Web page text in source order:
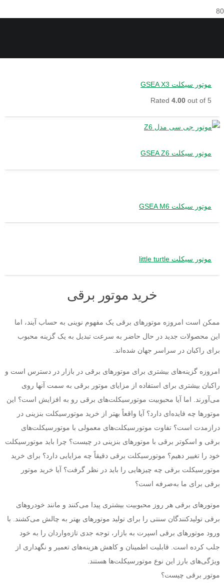
موتور سیکلت GSEA X3
Rated4.00 out of 5
موتور سیکلت GSEA Z6
موتور سیکلت GSEA M6
موتور سیکلت little turtle
خرید موتور برقی
ممکن است امروزه موتورهای برقی یک مفهوم نوینی به حساب آیند، اما
این محصولات جدید در حال حاضر به سرعت تبدیل به یک گزینه محبوب
برای راکبان در سراسر جهان شده‌اند.
امروزه گزینه‌های بیشتری برای موتورهای برقی در بازار در دسترس است و
راکبان بیشتری برای استفاده از مزایای موتور برقی به سمت آنها روی
می‌آورند. اما آیا محبوبیت موتورسیکلت‌های برقی رو به افزایش است؟ این
موتورها چه فایده‌ای دارد؟ آیا واقعاً بهتر از خرید موتورسیکلت بنزینی در
درازمدت است؟ تفاوت موتورسیکلت‌های معمولی با موتورسیکلت‌های
برقی و اسکوتر برقی با موتورهای بنزینی در چیست؟ چرا باید موتورسیکلت
خود را تغییر دهیم؟ موتورسیکلت برقی دقیقاً چه مزایایی دارد؟ برای خرید
موتورسیکلت برقی چه چیزهایی را باید در نظر گرفت؟ آیا خرید موتور
برقی برای ما به‌صرفه است؟
موتور‌های برقی هر روز محبوبیت بیشتری پیدا می‌کنند و مانند خودروهای
برقی تولیدکنندگان سنتی را برای تولید موتورهای بهتر به چالش می‌کشند. با
ورود موتورهای برقی اسپرت به بازار، توجه جدی تازه‌واردان را به خود
جلب کرده ‌است. قابلیت اطمینان و کاهش هزینه‌های تعمیر و نگهداری از
ویژگی‌های بارز این نوع موتورسیکلت‌ها هستند.
موتور برقی چیست؟